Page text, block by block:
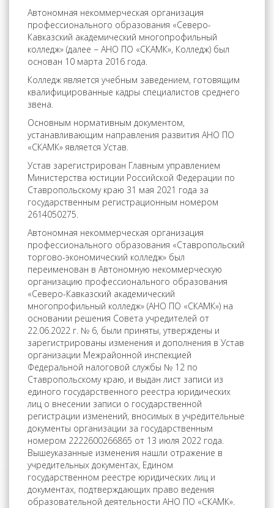
Автономная некоммерческая организация
профессионального образования «Северо-
Кавказский академический многопрофильный
колледж» (далее − АНО ПО «СКАМК», Колледж) был
основан 10 марта 2016 года.
Колледж является учебным заведением, готовящим
квалифицированные кадры специалистов среднего
звена.
Основным нормативным документом,
устанавливающим направления развития АНО ПО
«СКАМК» является Устав.
Устав зарегистрирован Главным управлением
Министерства юстиции Российской Федерации по
Ставропольскому краю 31 мая 2021 года за
государственным регистрационным номером
2614050275.
Автономная некоммерческая организация
профессионального образования «Ставропольский
торгово-экономический колледж» был
переименован в Автономную некоммерческую
организацию профессионального образования
«Северо-Кавказский академический
многопрофильный колледж» (АНО ПО «СКАМК») на
основании решения Совета учредителей от
22.06.2022 г. № 6, были приняты, утверждены и
зарегистрированы изменения и дополнения в Устав
организации Межрайонной инспекцией
Федеральной налоговой службы № 12 по
Ставропольскому краю, и выдан лист записи из
единого государственного реестра юридических
лиц о внесении записи о государственной
регистрации изменений, вносимых в учредительные
документы организации за государственным
номером 2222600266865 от 13 июля 2022 года.
Вышеуказанные изменения нашли отражение в
учредительных документах, Едином
государственном реестре юридических лиц и
документах, подтверждающих право ведения
образовательной деятельности АНО ПО «СКАМК».